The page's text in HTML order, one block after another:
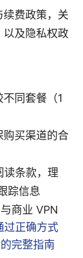
费政策，关
以及隐私权政
同套餐（1
购买渠道的合
条款，理
踪信息
商业 VPN
正确方式
完整指南